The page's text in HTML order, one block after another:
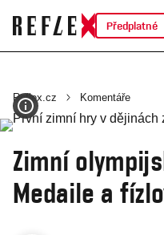
Předplatné
Reflex.cz Komentáře
Zimní
Medaile a